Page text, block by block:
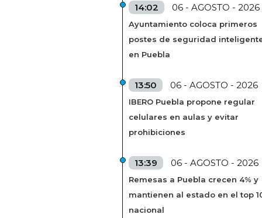
14:02 06 - AGOSTO - 2026
Ayuntamiento coloca primeros
postes de seguridad
en Puebla
13:50 06 - AGOSTO - 2026
IBERO Puebla propone regular
celulares en aulas y evitar
prohibiciones
13:39 06 - AGOSTO - 2026
Remesas a Puebla crecen 4% y
mantienen al estado en el top
nacional